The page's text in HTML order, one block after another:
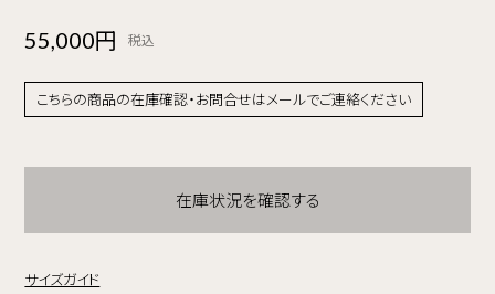
55,000円 税込
こちらの商品の在庫確認・お問合せはメールでご連絡ください
在庫状況を確認する
サイズガイド